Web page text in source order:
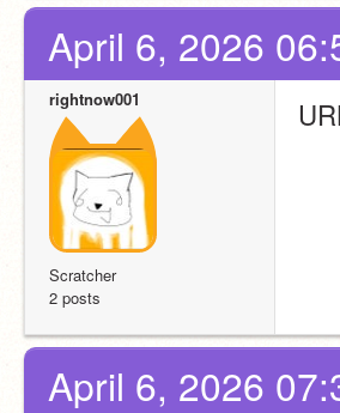
April 6, 2026
rightnow001
Scratcher
2 posts
April 6, 2026